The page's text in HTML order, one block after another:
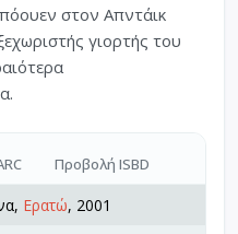
στον Απντάικ
γιορτής του
Προβολή ISBD
Ερατώ, 2001